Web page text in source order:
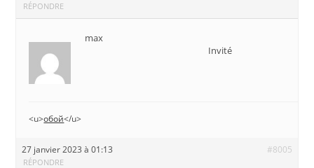
RÉPONDRE
max
Invité
<u>обой</u>
27 janvier 2023 à 01:13 #8005
RÉPONDRE